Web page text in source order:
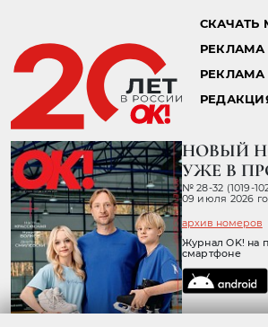
18.08.2023 20:08
МЕГАН МАРКЛ
ОБРУЧАЛЬНОГО
ФОНЕ СЛУХОВ О
БРАКЕ С ПРИНЦЕМ
Герцогиня Сассекская
возможном расставании с